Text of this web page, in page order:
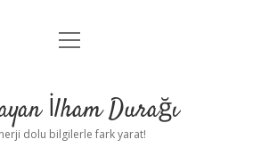
Anasayfa
Yasal Uyarı
menüyü
İlham Durağı
dolu bilgilerle fark yarat!